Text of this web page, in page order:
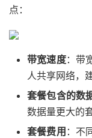
点：
带宽速度：带
人共享网络，
套餐包含的数
数据量更大的套
套餐费用 ：不